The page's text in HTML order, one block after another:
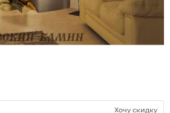
Хочу скидку